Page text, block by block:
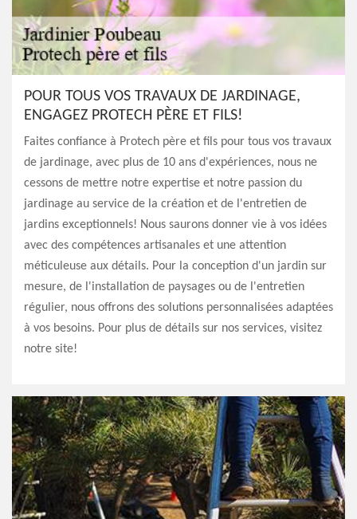
POUR TOUS VOS TRAVAUX DE JARDINAGE,
ENGAGEZ PROTECH PÈRE ET FILS!
Faites confiance à Protech père et fils pour tous vos travaux
de jardinage, avec plus de 10 ans d'expériences, nous ne
cessons de mettre notre expertise et notre passion du
jardinage au service de la création et de l'entretien de
jardins exceptionnels! Nous saurons donner vie à vos idées
avec des compétences artisanales et une attention
méticuleuse aux détails. Pour la conception d'un jardin sur
mesure, de l'installation de paysages ou de l'entretien
régulier, nous offrons des solutions personnalisées adaptées
à vos besoins. Pour plus de détails sur nos services, visitez
notre site!